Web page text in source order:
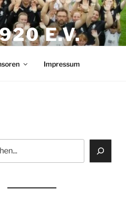
E.V.
Impressum